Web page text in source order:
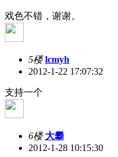
戏色不错，谢谢。
5楼 lcmyh
2012-1-22 17:07:32
支持一个
6楼 大攀
2012-1-28 10:15:30